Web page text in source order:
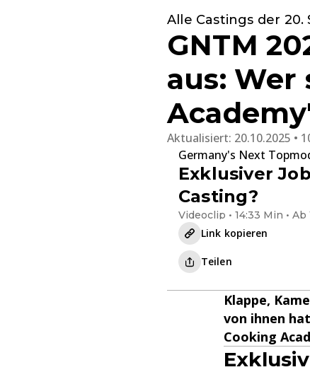
Alle Castings der
GNTM
aus: Wer
Aktualisiert: 20.10.2025 •
Germany's Next
Exklusiver
Casting?
Videoclip • 14:33 Min • Ab
Link kopieren
Teilen
Klappe,
von ihnen
Cooking